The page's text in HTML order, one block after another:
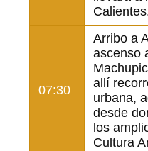
07:30
Arribo a
ascenso
allí
urbana,
desde
los
Cultura